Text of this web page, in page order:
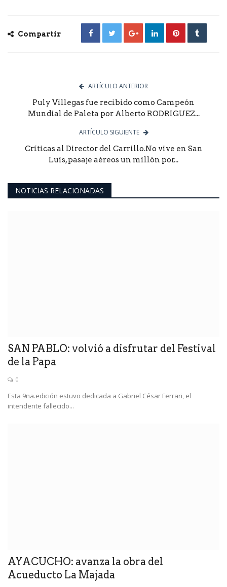
Compartir
ARTÍCULO ANTERIOR
Puly Villegas fue recibido como Campeón
Mundial de Paleta por Alberto RODRIGUEZ...
ARTÍCULO SIGUIENTE
Críticas al Director del Carrillo.No vive en San
Luis, pasaje aéreos un millón por...
NOTICIAS RELACIONADAS
SAN PABLO: volvió a disfrutar del Festival
de la Papa
0
Esta 9na.edición estuvo dedicada a Gabriel César Ferrari, el
intendente fallecido...
AYACUCHO: avanza la obra del
Acueducto La Majada